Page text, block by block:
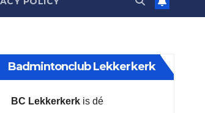
Badmintonclub Lekkerkerk
BC Lekkerkerkis dé